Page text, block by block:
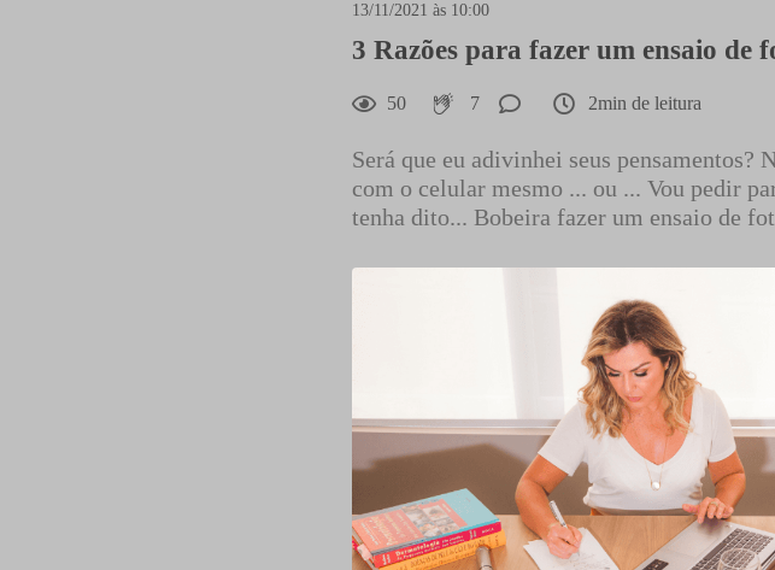
13/11/2021 às 10:00
3 Razões para fazer um ensaio de
50 7 2min de leitura
Será que eu adivinhei seus pensamentos?
com o celular mesmo ... ou ... Vou pedir
tenha dito... Bobeira fazer um ensaio de